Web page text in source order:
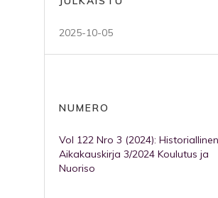
2025-10-05
NUMERO
Vol 122 Nro 3 (2024): Historiallinen
Aikakauskirja 3/2024 Koulutus ja
Nuoriso